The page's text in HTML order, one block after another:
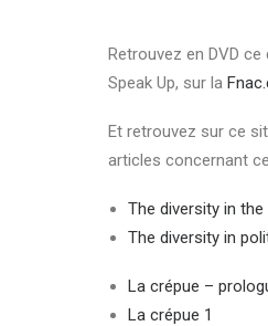
Retrouvez en DVD
Speak Up, sur la
Et retrouvez sur ce
articles concernant
The diversity in
The diversity in
La crépue –
La crépue 1